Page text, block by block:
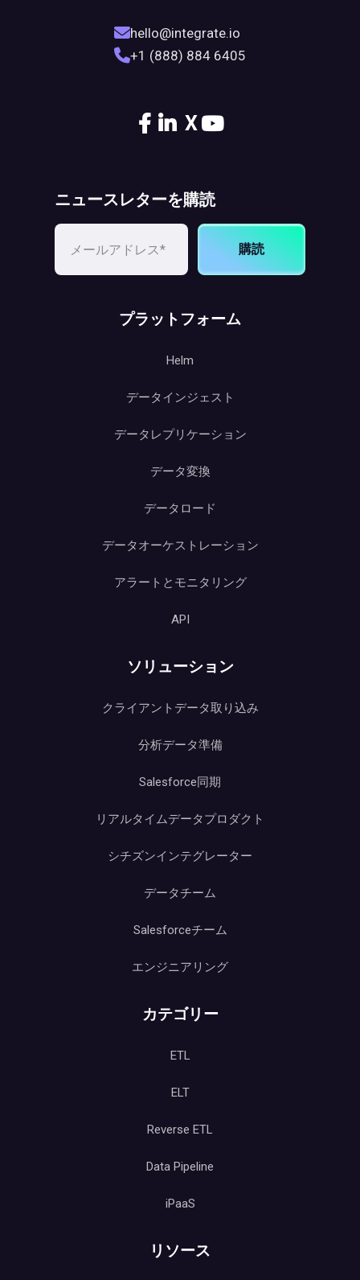
hello@integrate.io
+1 (888) 884 6405
X
ニュースレターを購読
購読
プラットフォーム
Helm
データインジェスト
データレプリケーション
データ変換
データロード
データオーケストレーション
アラートとモニタリング
API
ソリューション
クライアントデータ取り込み
分析データ準備
Salesforce同期
リアルタイムデータプロダクト
シチズンインテグレーター
データチーム
Salesforceチーム
エンジニアリング
カテゴリー
ETL
ELT
Reverse ETL
Data Pipeline
iPaaS
リソース